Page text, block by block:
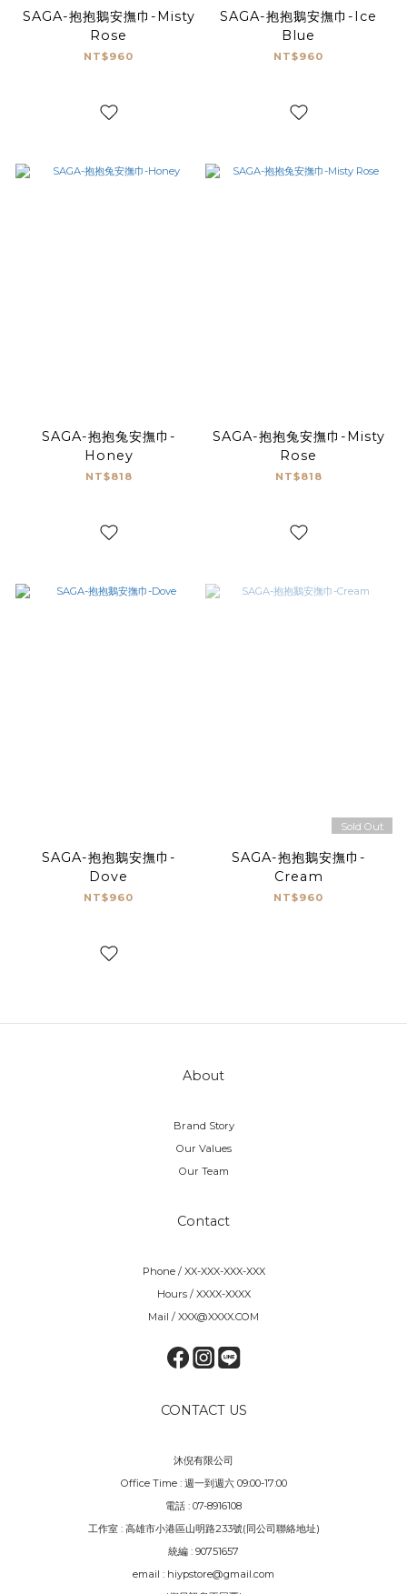
SAGA-抱抱鵝安撫巾-Misty
Rose
NT$960
SAGA-抱抱鵝安撫巾-Ice
Blue
NT$960
SAGA-抱抱兔安撫巾-
Honey
NT$818
SAGA-抱抱兔安撫巾-Misty
Rose
NT$818
SAGA-抱抱鵝安撫巾-
Dove
NT$960
Sold Out
SAGA-抱抱鵝安撫巾-
Cream
NT$960
About
Brand Story
Our Values
Our Team
Contact
Phone / XX-XXX-XXX-XXX
Hours / XXXX-XXXX
Mail / XXX@XXXX.COM
CONTACT US
沐倪有限公司
Office Time : 週一到週六 09:00-17:00
電話 : 07-8916108
工作室 : 高雄市小港區山明路233號(同公司聯絡地址)
統編 : 90751657
email : hiypstore@gmail.com